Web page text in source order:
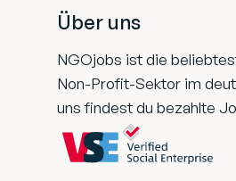
Über uns
NGOjobs ist die
Non-Profit-Sektor im
uns findest du bezahlte